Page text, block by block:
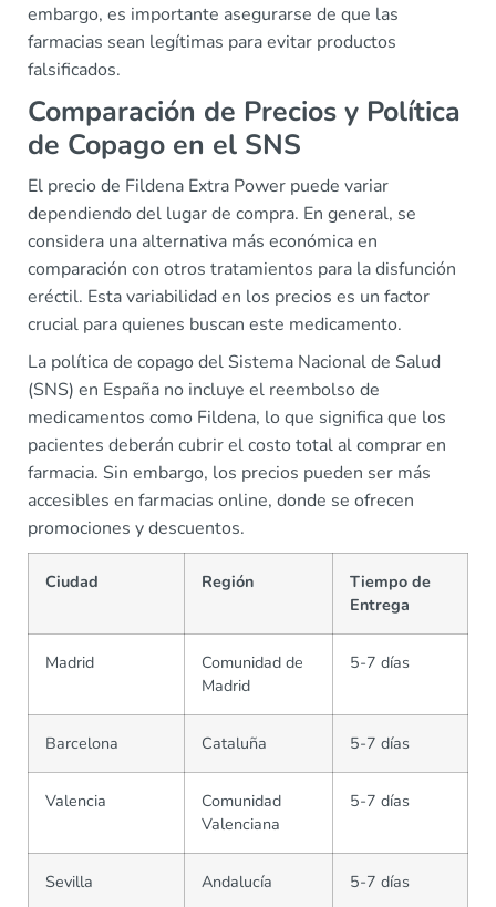
embargo, es importante asegurarse de que las
farmacias sean legítimas para evitar productos
falsificados.
Comparación de Precios y Política
de Copago en el SNS
El precio de Fildena Extra Power puede variar
dependiendo del lugar de compra. En general, se
considera una alternativa más económica en
comparación con otros tratamientos para la disfunción
eréctil. Esta variabilidad en los precios es un factor
crucial para quienes buscan este medicamento.
La política de copago del Sistema Nacional de Salud
(SNS) en España no incluye el reembolso de
medicamentos como Fildena, lo que significa que los
pacientes deberán cubrir el costo total al comprar en
farmacia. Sin embargo, los precios pueden ser más
accesibles en farmacias online, donde se ofrecen
promociones y descuentos.
Ciudad Región
Tiempo de
Entrega
Madrid
Comunidad de
Madrid
5-7 días
Barcelona Cataluña 5-7 días
Valencia
Comunidad
Valenciana
5-7 días
Sevilla Andalucía 5-7 días